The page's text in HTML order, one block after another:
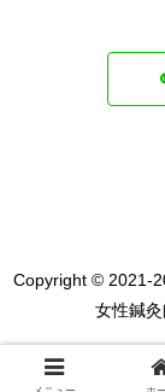
Copyright © 2021-
女性鍼